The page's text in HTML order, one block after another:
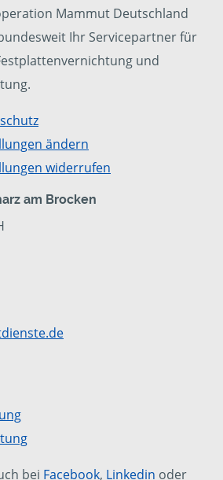
Mammut Deutschland
Ihr Servicepartner für
und
ändern
widerrufen
am Brocken
bei Facebook, Linkedin oder